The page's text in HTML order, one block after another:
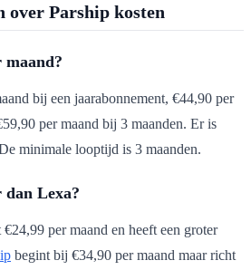
over Parship kosten
maand?
bij een jaarabonnement, €44,90 per
per maand bij 3 maanden. Er is
minimale looptijd is 3 maanden.
dan Lexa?
per maand en heeft een groter
begint bij €34,90 per maand maar richt